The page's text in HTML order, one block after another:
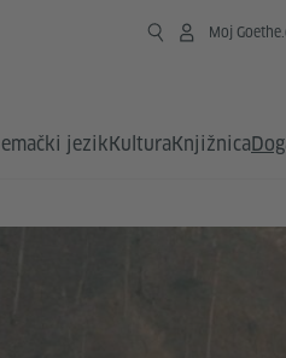
Moj
jezikKulturaKnjižnica